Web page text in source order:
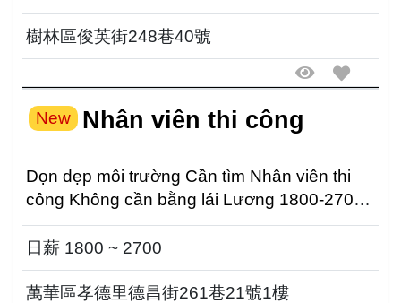
thương lượng t...
樹林區俊英街248巷40號
New Nhân viên thi công
Dọn dẹp môi trường Cần tìm Nhân viên thi
công Không cần bằng lái Lương 1800-2700/
ngày ( dự...
日薪 1800 ~ 2700
萬華區孝德里德昌街261巷21號1樓